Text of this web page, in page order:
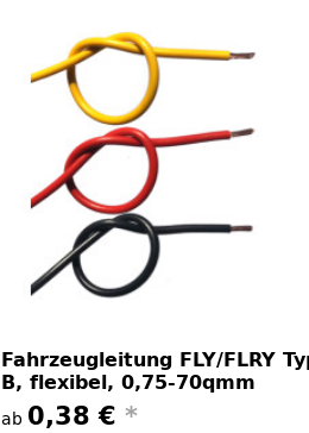
Fahrzeugleitung FLY/FLRY
B, flexibel, 0,75-70qmm
ab 0,38 € *